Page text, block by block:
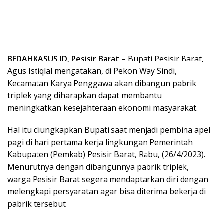
BEDAHKASUS.ID, Pesisir Barat – Bupati Pesisir Barat,
Agus Istiqlal mengatakan, di Pekon Way Sindi,
Kecamatan Karya Penggawa akan dibangun pabrik
triplek yang diharapkan dapat membantu
meningkatkan kesejahteraan ekonomi masyarakat.
Hal itu diungkapkan Bupati saat menjadi pembina apel
pagi di hari pertama kerja lingkungan Pemerintah
Kabupaten (Pemkab) Pesisir Barat, Rabu, (26/4/2023).
Menurutnya dengan dibangunnya pabrik triplek,
warga Pesisir Barat segera mendaptarkan diri dengan
melengkapi persyaratan agar bisa diterima bekerja di
pabrik tersebut